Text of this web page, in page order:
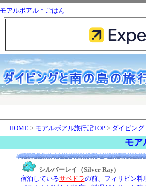
モアルボアル＊ごはん
HOME > モアルボアル旅行記TOP> ダイビング
モア
シルバーレイ（Silver Ray)
宿泊しているサベドラの前、フィリピン料